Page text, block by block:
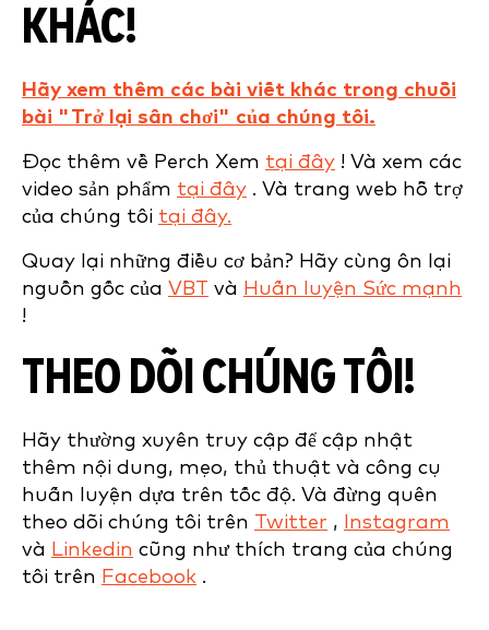
KHÁC!
Hãy xem thêm các bài viết khác trong chuỗi
bài "Trở lại sân chơi" của chúng tôi.
Đọc thêm về Perch Xem tại đây ! Và xem các
video sản phẩm tại đây . Và trang web hỗ trợ
của chúng tôi tại đây.
Quay lại những điều cơ bản? Hãy cùng ôn lại
nguồn gốc của VBT và Huấn luyện Sức mạnh
!
THEO DÕI CHÚNG TÔI!
Hãy thường xuyên truy cập để cập nhật
thêm nội dung, mẹo, thủ thuật và công cụ
huấn luyện dựa trên tốc độ. Và đừng quên
theo dõi chúng tôi trên Twitter ,
Instagram
và Linkedin cũng như thích trang của chúng
tôi trên Facebook .